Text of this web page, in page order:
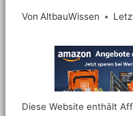
Von AltbauWissen
Diese Website enthält